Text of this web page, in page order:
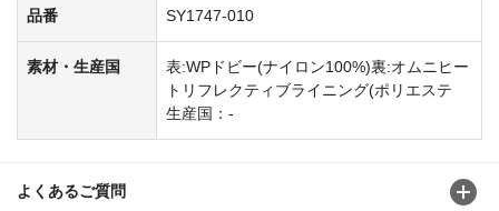
品番 SY1747-010
素材・生産国
表:WPドビー(ナイロン100%)裏:オムニヒー
トリフレクティブライニング(ポリエステ
生産国：-
よくあるご質問